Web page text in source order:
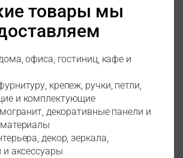
товары мы
офиса, гостиниц, кафе и
крепеж, ручки, петли,
и комплектующие
декоративные панели и
декор, зеркала,
и аксессуары